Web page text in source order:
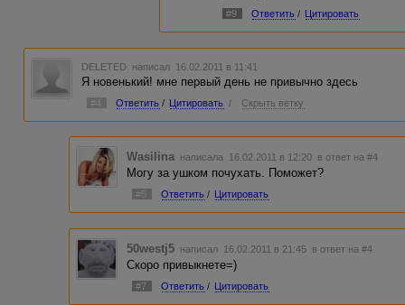
#9 Ответить / Цитировать
DELETED написал 16.02.2011 в 11:41
Я новенький! мне первый день не привычно здесь
#4 Ответить / Цитировать / Скрыть ветку
Wasilina написала 16.02.2011 в 12:20 в ответ на #4
Могу за ушком почухать. Поможет?
#5 Ответить / Цитировать
50westj5 написал 16.02.2011 в 21:45 в ответ на #4
Скоро привыкнете=)
#7 Ответить / Цитировать